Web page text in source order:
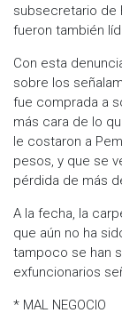
subsecretario de
fueron también
Con esta
sobre los
fue comprada a
más cara de lo
le costaron a
pesos, y que se
pérdida de más
A la fecha, la
que aún no ha
tampoco se han
exfuncionarios
* MAL NEGOCIO